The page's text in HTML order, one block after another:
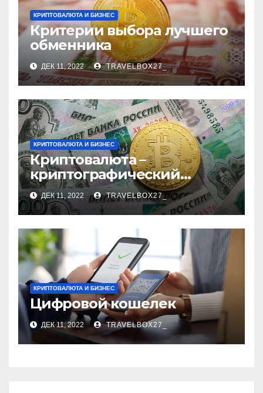
КРИПТОВАЛЮТА И БИЗНЕС
Критерии выбора лучшего
обменника
ДЕК 11, 2022 TRAVELBOX27_
КРИПТОВАЛЮТА И БИЗНЕС
Криптовалюта –
криптографический
бизнес
ДЕК 11, 2022 TRAVELBOX27_
КРИПТОВАЛЮТА И БИЗНЕС
Цифровой кошелек
ДЕК 11, 2022 TRAVELBOX27_